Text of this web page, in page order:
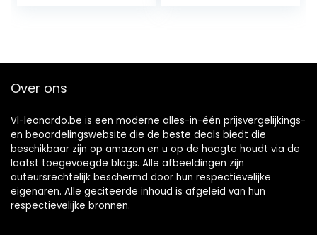
Muurkunst voor
Over ons
Vl-leonardo.be is een moderne alles-in-één prijsvergelijkings-
en beoordelingswebsite die de beste deals biedt die
beschikbaar zijn op amazon en u op de hoogte houdt via de
laatst toegevoegde blogs. Alle afbeeldingen zijn
auteursrechtelijk beschermd door hun respectievelijke
eigenaren. Alle geciteerde inhoud is afgeleid van hun
respectievelijke bronnen.